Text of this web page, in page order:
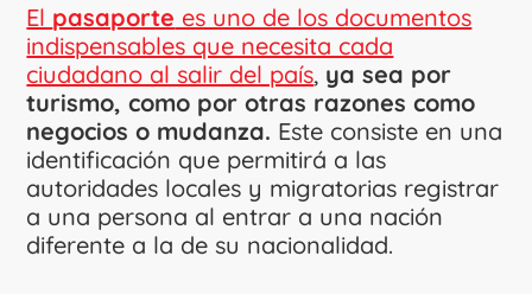
El pasaporte es uno de los documentos
indispensables que necesita cada
ciudadano al salir del país, ya sea por
turismo, como por otras razones como
negocios o mudanza. Este consiste en una
identificación que permitirá a las
autoridades locales y migratorias registrar
a una persona al entrar a una nación
diferente a la de su nacionalidad.